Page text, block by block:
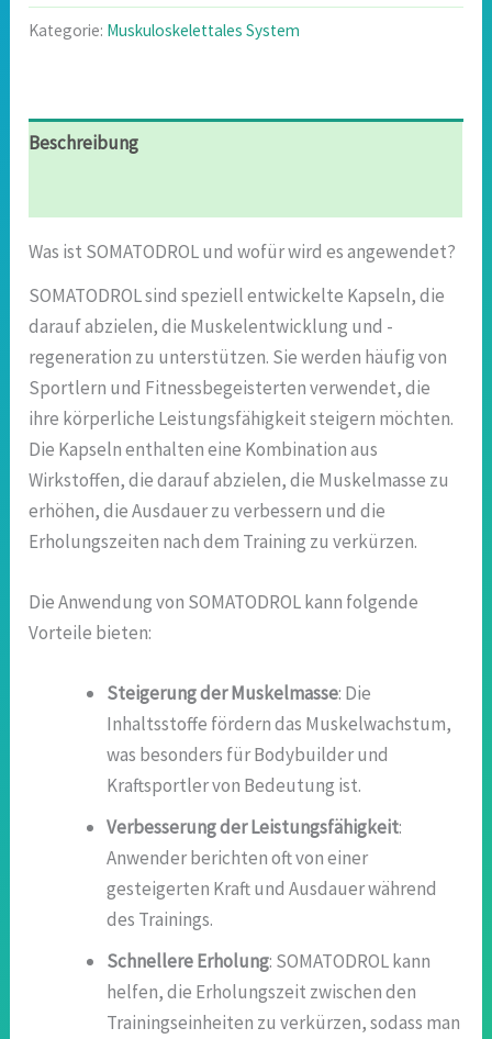
€49.00€29.17.
Kategorie: Muskuloskelettales System
Beschreibung
Was ist SOMATODROL und wofür wird es angewendet?
SOMATODROL sind speziell entwickelte Kapseln, die
darauf abzielen, die Muskelentwicklung und -
regeneration zu unterstützen. Sie werden häufig von
Sportlern und Fitnessbegeisterten verwendet, die
ihre körperliche Leistungsfähigkeit steigern möchten.
Die Kapseln enthalten eine Kombination aus
Wirkstoffen, die darauf abzielen, die Muskelmasse zu
erhöhen, die Ausdauer zu verbessern und die
Erholungszeiten nach dem Training zu verkürzen.
Die Anwendung von SOMATODROL kann folgende
Vorteile bieten:
Steigerung der Muskelmasse: Die
Inhaltsstoffe fördern das Muskelwachstum,
was besonders für Bodybuilder und
Kraftsportler von Bedeutung ist.
Verbesserung der Leistungsfähigkeit:
Anwender berichten oft von einer
gesteigerten Kraft und Ausdauer während
des Trainings.
Schnellere Erholung: SOMATODROL kann
helfen, die Erholungszeit zwischen den
Trainingseinheiten zu verkürzen, sodass man